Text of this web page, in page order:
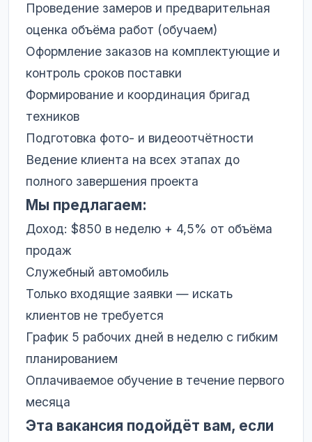
Проведение замеров и предварительная
оценка объёма работ (обучаем)
Оформление заказов на комплектующие и
контроль сроков поставки
Формирование и координация бригад
техников
Подготовка фото- и видеоотчётности
Ведение клиента на всех этапах до
полного завершения проекта
Мы предлагаем:
Доход: $850 в неделю + 4,5% от объёма
продаж
Служебный автомобиль
Только входящие заявки — искать
клиентов не требуется
График 5 рабочих дней в неделю с гибким
планированием
Оплачиваемое обучение в течение первого
месяца
Эта вакансия подойдёт вам, если